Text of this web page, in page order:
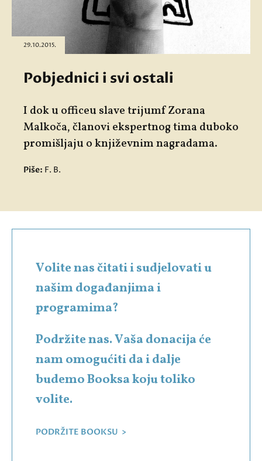
29.10.2015.
Pobjednici i svi ostali
I dok u officeu slave trijumf Zorana
Malkoča, članovi ekspertnog tima duboko
promišljaju o književnim nagradama.
Piše: F. B.
Volite nas čitati i sudjelovati u
našim događanjima i
programima?
Podržite nas. Vaša donacija će
nam omogućiti da i dalje
budemo Booksa koju toliko
volite.
PODRŽITE BOOKSU >